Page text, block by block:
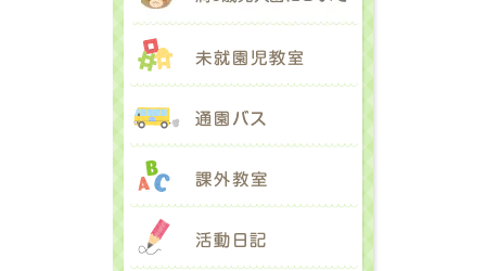
課外教室
活動日記